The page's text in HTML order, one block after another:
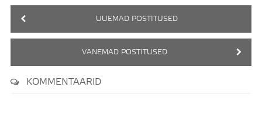
UUEMAD POSTITUSED
VANEMAD POSTITUSED
KOMMENTAARID